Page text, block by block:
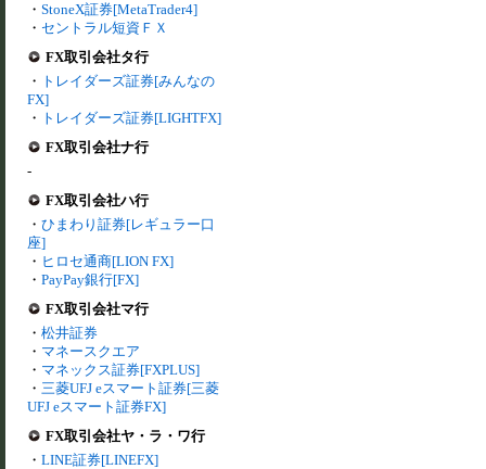
・ StoneX証券[MetaTrader4]
・ セントラル短資ＦＸ
FX取引会社タ行
・ トレイダーズ証券[みんなの
FX]
・ トレイダーズ証券[LIGHTFX]
FX取引会社ナ行
-
FX取引会社ハ行
・ ひまわり証券[レギュラー口
座]
・ ヒロセ通商[LION FX]
・ PayPay銀行[FX]
FX取引会社マ行
・ 松井証券
・ マネースクエア
・ マネックス証券[FXPLUS]
・ 三菱UFJ eスマート証券[三菱
UFJ eスマート証券FX]
FX取引会社ヤ・ラ・ワ行
・ LINE証券[LINEFX]